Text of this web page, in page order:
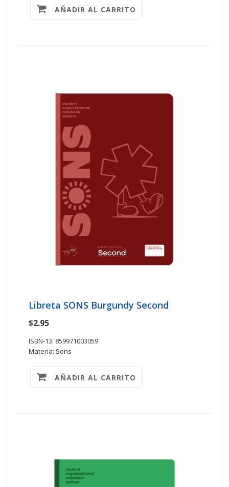
AÑADIR AL CARRITO
Libreta SONS Burgundy Second
$2.95
ISBN-13: 859971003059
Materia: Sons
AÑADIR AL CARRITO